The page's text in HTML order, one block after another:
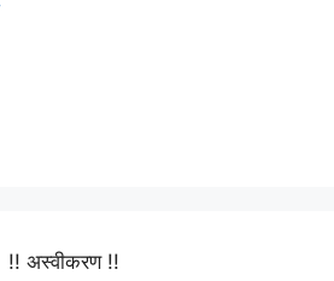
!! अस्वीकरण !!